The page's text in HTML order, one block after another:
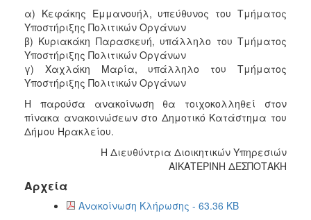
α) Κεφάκης Εμμανουήλ, υπεύθυνος του Τμήματος
Υποστήριξης Πολιτικών Οργάνων
β) Κυριακάκη Παρασκευή, υπάλληλο του Τμήματος
Υποστήριξης Πολιτικών Οργάνων
γ) Χαχλάκη Μαρία, υπάλληλο του Τμήματος
Υποστήριξης Πολιτικών Οργάνων
Η παρούσα ανακοίνωση θα τοιχοκολληθεί στον
πίνακα ανακοινώσεων στο Δημοτικό Κατάστημα του
Δήμου Ηρακλείου.
Η Διευθύντρια Διοικητικών Υπηρεσιών
ΑΙΚΑΤΕΡΙΝΗ ΔΕΣΠΟΤΑΚΗ
Αρχεία
Ανακοίνωση Κλήρωσης - 63.36 KB